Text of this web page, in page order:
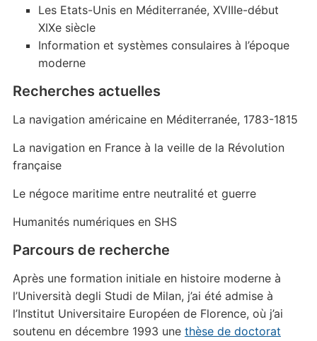
Les Etats-Unis en Méditerranée, XVIIIe-début
XIXe siècle
Information et systèmes consulaires à l’époque
moderne
Recherches actuelles
La navigation américaine en Méditerranée, 1783-1815
La navigation en France à la veille de la Révolution
française
Le négoce maritime entre neutralité et guerre
Humanités numériques en SHS
Parcours de recherche
Après une formation initiale en histoire moderne à
l’Università degli Studi de Milan, j’ai été admise à
l’Institut Universitaire Européen de Florence, où j’ai
soutenu en décembre 1993 une thèse de doctorat